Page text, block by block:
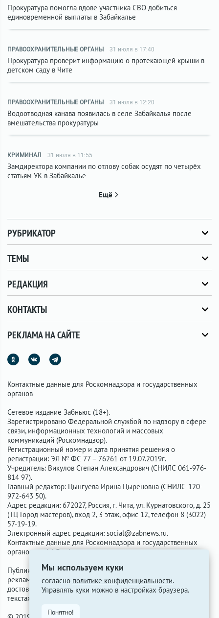
Мы используем куки
согласно политике конфиденциальности.
Управлять куки можно в настройках браузера.
Понятно!
Прокуратура помогла вдове участника СВО добиться
единовременной выплаты в Забайкалье
ПРАВООХРАНИТЕЛЬНЫЕ ОРГАНЫ 31 июля в 17:40
Прокуратура проверит информацию о протекающей крыши в
детском саду в Чите
ПРАВООХРАНИТЕЛЬНЫЕ ОРГАНЫ 31 июля в 12:20
Водоотводная канава появилась в селе Забайкалья после
вмешательства прокуратуры
КРИМИНАЛ 31 июля в 11:55
Замдиректора компании по отлову собак осудят по четырёх
статьям УК в Забайкалье
Ещё
РУБРИКАТОР
ТЕМЫ
РЕДАКЦИЯ
КОНТАКТЫ
РЕКЛАМА НА САЙТЕ
Контактные данные для Роскомнадзора и государственных
органов
Сетевое издание Забньюс (18+).
Зарегистрировано Федеральной службой по надзору в сфере
связи, информационных технологий и массовых
коммуникаций (Роскомнадзор).
Регистрационный номер и дата принятия решения о
регистрации: ЭЛ № ФС 77 – 76261 от 19.07.2019г.
Учредитель: Викулов Степан Александрович (СНИЛС 061-976-
814 97).
Главный редактор: Цынгуева Ирина Цыреновна (СНИЛС-120-
972-643 50).
Адрес редакции: 672027, Россия, г. Чита, ул. Курнатовского, д. 25
(ТЦ Город мастеров), вход 2, 3 этаж, офис 12, телефон 8 (3022)
57-19-19.
Электронный адрес редакции: social@zabnews.ru.
Контактные данные для Роскомнадзора и государственных
органов:
social@zabnews.ru.
Публикации с пометками «Реклама», «Выборы» оплачены
рекламодателем. Редакция сайта не несёт ответственности за
достоверность информации, содержащейся в рекламных
текстах.